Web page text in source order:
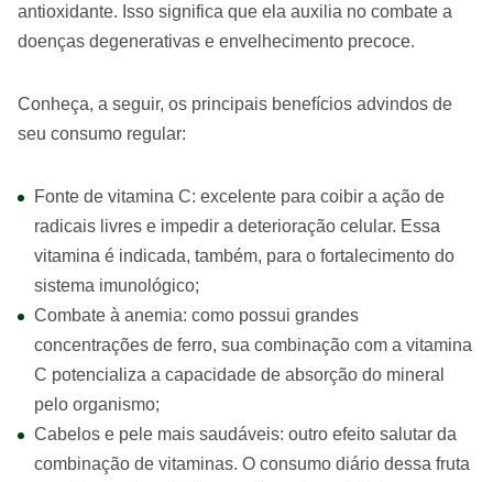
antioxidante. Isso significa que ela auxilia no combate a
doenças degenerativas e envelhecimento precoce.
Conheça, a seguir, os principais benefícios advindos de
seu consumo regular:
Fonte de vitamina C: excelente para coibir a ação de
radicais livres e impedir a deterioração celular. Essa
vitamina é indicada, também, para o fortalecimento do
sistema imunológico;
Combate à anemia: como possui grandes
concentrações de ferro, sua combinação com a vitamina
C potencializa a capacidade de absorção do mineral
pelo organismo;
Cabelos e pele mais saudáveis: outro efeito salutar da
combinação de vitaminas. O consumo diário dessa fruta